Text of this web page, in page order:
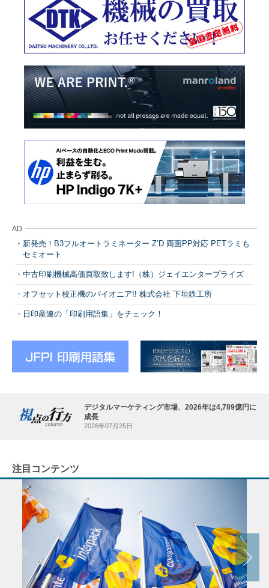
AD
新発売！B3フルオートラミネーター Z’D 両面PP対応 PETラミも
セミオート
中古印刷機械高価買取致します!（株）ジェイエンタープライズ
オフセット校正機のパイオニア!! 株式会社 下垣鉄工所
日印産連の「印刷用語集」をチェック！
デジタルマーケティング市場、2026年は4,789億円に
成長
2026年07月25日
注目コンテンツ